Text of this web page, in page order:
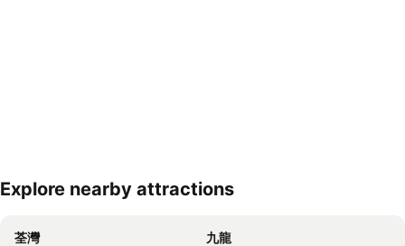
展開地圖
Explore nearby attractions
荃灣
九龍